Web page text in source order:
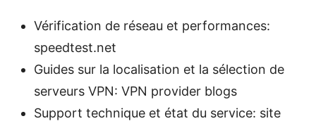
Vérification de réseau et performances:
speedtest.net
Guides sur la localisation et la sélection de
serveurs VPN: VPN provider blogs
Support technique et état du service: site